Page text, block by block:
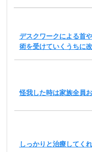
デスクワークによる首
術を受けていくうちに
怪我した時は家族全員
しっかりと治療してく